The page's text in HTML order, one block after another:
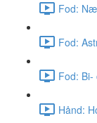
Fod:
Fod:
Fod:
Hånd: